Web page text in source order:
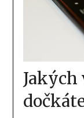
Jakých